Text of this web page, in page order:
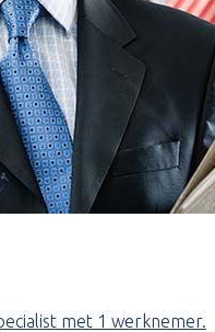
met 1 werknemer.